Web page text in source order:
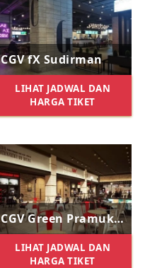
CGV fX Sudirman
LIHAT JADWAL DAN
HARGA TIKET
CGV Green Pramuka Mall
LIHAT JADWAL DAN
HARGA TIKET